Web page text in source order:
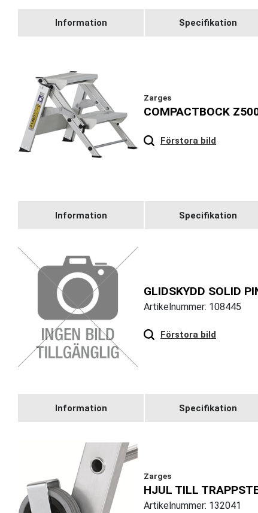
Information Specifikation
Zarges
COMPACTBOCK
Förstora bild
Information Specifikation
GLIDSKYDD SOLID
Artikelnummer: 108445
Förstora bild
Information Specifikation
Zarges
HJUL TILL
Artikelnummer: 132041